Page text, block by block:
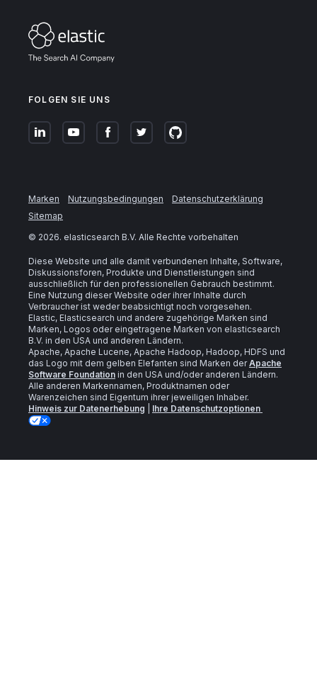
FOLGEN SIE UNS
Marken Nutzungsbedingungen
Datenschutzerklärung
Sitemap
© 2026. elasticsearch B.V. Alle Rechte vorbehalten
Diese Website und alle damit verbundenen Inhalte, Software,
Diskussionsforen, Produkte und Dienstleistungen sind
ausschließlich für den professionellen Gebrauch bestimmt.
Eine Nutzung dieser Website oder ihrer Inhalte durch
Verbraucher ist weder beabsichtigt noch vorgesehen.
Elastic, Elasticsearch und andere zugehörige Marken sind
Marken, Logos oder eingetragene Marken von elasticsearch
B.V. in den USA und anderen Ländern.
Apache, Apache Lucene, Apache Hadoop, Hadoop, HDFS und
das Logo mit dem gelben Elefanten sind Marken derApache
Software Foundation in den USA und/oder anderen Ländern.
Alle anderen Markennamen, Produktnamen oder
Warenzeichen sind Eigentum ihrer jeweiligen Inhaber.
Hinweis zur Datenerhebung
Ihre Datenschutzoptionen